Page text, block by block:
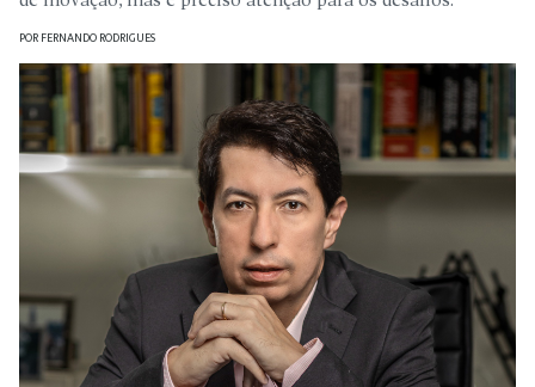
POR FERNANDO RODRIGUES